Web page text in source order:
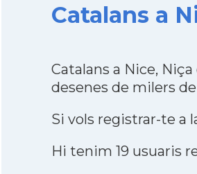
Catalans a
Catalans a Nice,
desenes de milers
Si vols registrar-te a
Hi tenim 19 usuaris